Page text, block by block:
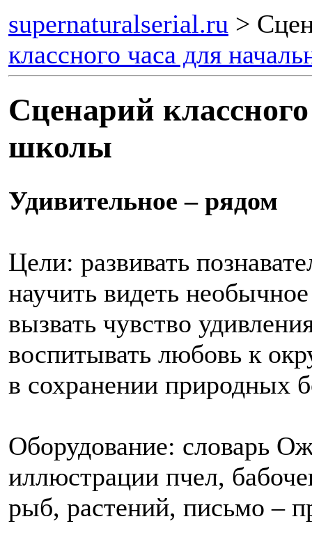
supernaturalserial.ru >
классного часа для
Сценарий
школы
Удивительное – рядом
Цели: развивать
научить видеть
вызвать чувство
воспитывать любовь к
в сохранении природных
Оборудование: словарь
иллюстрации пчел,
рыб, растений, письмо –